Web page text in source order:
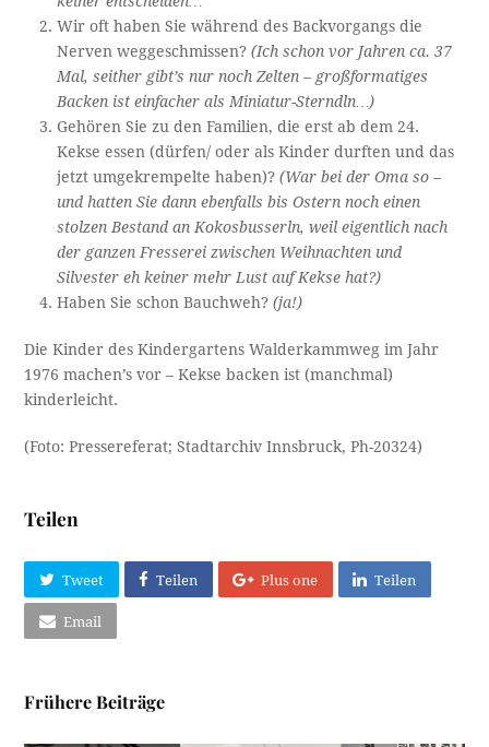
Wir oft haben Sie während des Backvorgangs die
Nerven weggeschmissen?(Ich schon vor Jahren ca. 37
Mal, seither gibt’s nur noch Zelten – großformatiges
Backen ist einfacher als Miniatur-Sterndln…)
Gehören Sie zu den Familien, die erst ab dem 24.
Kekse essen (dürfen/ oder als Kinder durften und das
jetzt umgekrempelte haben)?(War bei der Oma so –
und hatten Sie dann ebenfalls bis Ostern noch einen
stolzen Bestand an Kokosbusserln, weil eigentlich nach
der ganzen Fresserei zwischen Weihnachten und
Silvester eh keiner mehr Lust auf Kekse hat?)
Haben Sie schon Bauchweh?(ja!)
Die Kinder des Kindergartens Walderkammweg im Jahr
1976 machen’s vor – Kekse backen ist (manchmal)
kinderleicht.
(Foto: Pressereferat; Stadtarchiv Innsbruck, Ph-20324)
Teilen
Tweet Teilen Plus one Teilen
Email
Frühere Beiträge